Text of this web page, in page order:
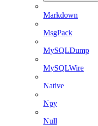
Markdown
MsgPack
MySQLDump
MySQLWire
Native
Npy
Null